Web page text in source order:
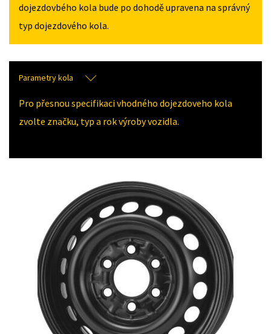
dojezdovbého kola bude po dohodě upravena na správný
typ dojezdového kola.
Parametry kola
Pro přesnou specifikaci vhodného dojezdoveho kola
zvolte značku, typ a rok výroby vozidla.